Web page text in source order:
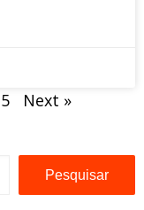
5 Next »
Pesquisar